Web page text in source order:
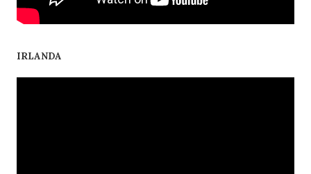
IRLANDA